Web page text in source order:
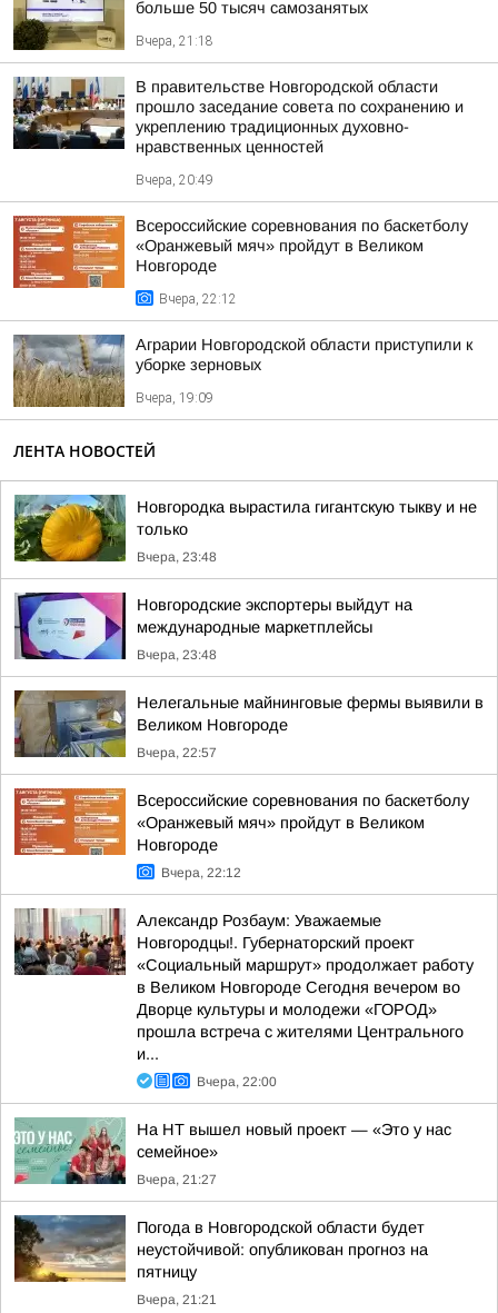
больше 50 тысяч самозанятых
Вчера, 21:18
В правительстве Новгородской области
прошло заседание совета по сохранению и
укреплению традиционных духовно-
нравственных ценностей
Вчера, 20:49
Всероссийские соревнования по баскетболу
«Оранжевый мяч» пройдут в Великом
Новгороде
Вчера, 22:12
Аграрии Новгородской области приступили к
уборке зерновых
Вчера, 19:09
ЛЕНТА НОВОСТЕЙ
Новгородка вырастила гигантскую тыкву и не
только
Вчера, 23:48
Новгородские экспортеры выйдут на
международные маркетплейсы
Вчера, 23:48
Нелегальные майнинговые фермы выявили в
Великом Новгороде
Вчера, 22:57
Всероссийские соревнования по баскетболу
«Оранжевый мяч» пройдут в Великом
Новгороде
Вчера, 22:12
Александр Розбаум: Уважаемые
Новгородцы!. Губернаторский проект
«Социальный маршрут» продолжает работу
в Великом Новгороде Сегодня вечером во
Дворце культуры и молодежи «ГОРОД»
прошла встреча с жителями Центрального
и...
Вчера, 22:00
На НТ вышел новый проект — «Это у нас
семейное»
Вчера, 21:27
Погода в Новгородской области будет
неустойчивой: опубликован прогноз на
пятницу
Вчера, 21:21